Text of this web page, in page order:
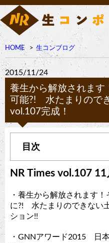
HOME 生コンブログ
2015/11/24
養生から解放されます
可能?! 水たまりので
vol.107完成！
NR Times vol.107
・養生から解放されます
に?! 水たまりのできない
ション!!
・GNNアワード2015 日